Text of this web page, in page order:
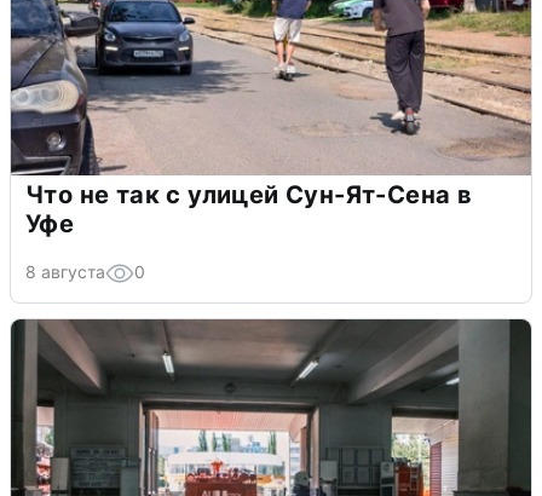
Что не так с улицей Сун-Ят-Сена в
Уфе
8 августа 0